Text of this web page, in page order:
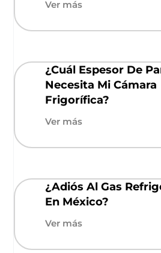
Ver más
¿Cuál Espesor De
Necesita Mi Cámara
Frigorífica?
Ver más
¿Adiós Al Gas
En México?
Ver más